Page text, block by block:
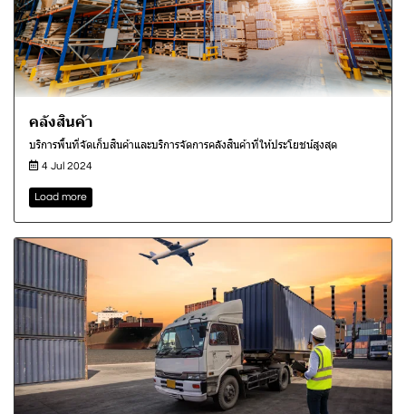
คลังสินค้า
บริการพื้นที่จัดเก็บสินค้าและบริการจัดการคลังสินค้าที่ให้ประโยชน์สูงสุด
4 Jul 2024
Load more